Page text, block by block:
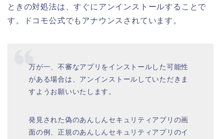
ときの対処法は、すぐにアンインストールすることで
す。ドコモ公式でもアナウンスされています。
万が一、不審なアプリをインストールした可能性
がある場合は、アンインストールしていただきま
すようお願いいたします。
発見された偽のあんしんセキュリティアプリの画
面の例、正規のあんしんセキュリティアプリのイ